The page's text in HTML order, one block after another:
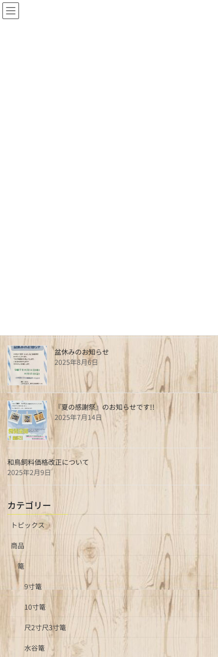
盆休みのお知らせ
2025年8月6日
『夏の感謝祭』のお知らせです!!
2025年7月14日
和鳥飼料価格改正について
2025年2月9日
カテゴリー
トピックス
商品
篭
9寸篭
10寸篭
尺2寸尺3寸篭
水谷篭